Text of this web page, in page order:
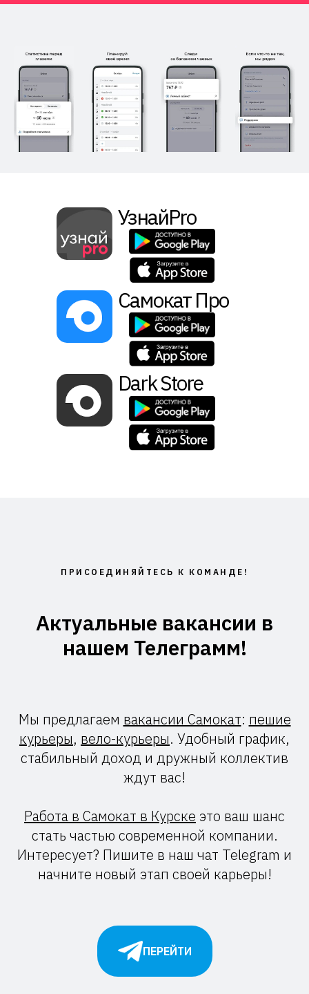
УзнайPro
Самокат Про
Dark Store
ПРИСОЕДИНЯЙТЕСЬ К КОМАНДЕ!
Актуальные вакансии в
нашем Телеграмм!
Мы предлагаем вакансии Самокат: пешие
курьеры, вело-курьеры. Удобный график,
стабильный доход и дружный коллектив
ждут вас!
Работа в Самокат в Курске это ваш шанс
стать частью современной компании.
Интересует? Пишите в наш чат Telegram и
начните новый этап своей карьеры!
ПЕРЕЙТИ